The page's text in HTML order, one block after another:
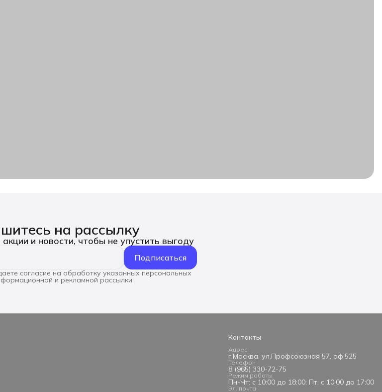
на рассылку
и новости, чтобы не упустить выгоду
Подписаться
согласие на обработку указанных персональных
и рекламной рассылки
Контакты
Адрес
г.Москва, ул.Профсоюзная 57, оф.525
Телефон
8 (965) 330-72-75
Режим работы
Пн-Чт: с 10:00 до 18:00; Пт: с 10:00 до 17:00
Эл. почта